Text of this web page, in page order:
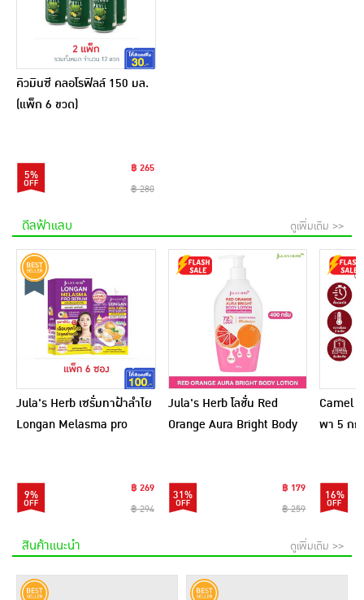
คิวมินซี คลอโรฟิลล์ 150 มล.
(แพ็ก 6 ขวด)
5%
฿ 265
฿ 280
ดีลฟ้าแลบ ดูเพิ่มเติม >>
Jula's Herb เซรั่มทาฝ้าลำไย
Longan Melasma pro
9%
฿ 269
฿ 294
Jula's Herb โลชั่น Red
Orange Aura Bright Body
31%
฿ 179
฿ 259
Camel
พา 5 กก
16%
สินค้าแนะนำ ดูเพิ่มเติม >>